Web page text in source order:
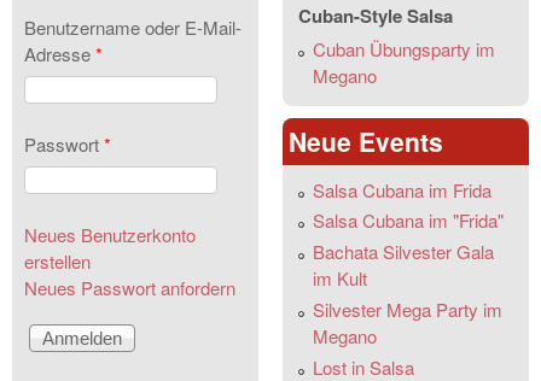
Benutzername oder E-Mail-
Adresse*
Passwort*
Neues Benutzerkonto
erstellen
Neues Passwort anfordern
Cuban-Style Salsa
Cuban Übungsparty im
Megano
Neue Events
Salsa Cubana im Frida
Salsa Cubana im "Frida"
Bachata Silvester Gala
im Kult
Silvester Mega Party im
Megano
Lost in Salsa